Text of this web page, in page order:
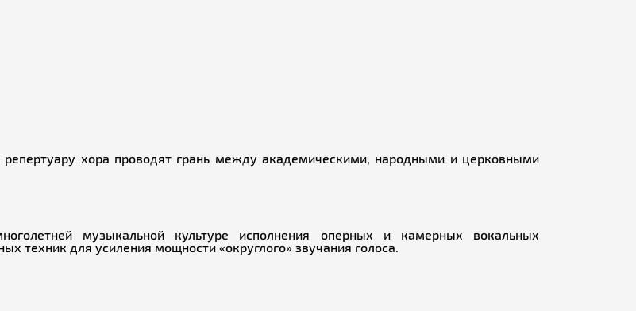
хора проводят грань между академическими, народными и церковными
музыкальной культуре исполнения оперных и камерных вокальных
техник для усиления мощности «округлого» звучания голоса.